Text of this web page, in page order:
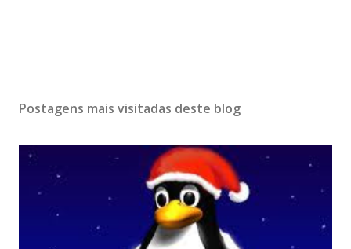
Postagens mais visitadas deste blog